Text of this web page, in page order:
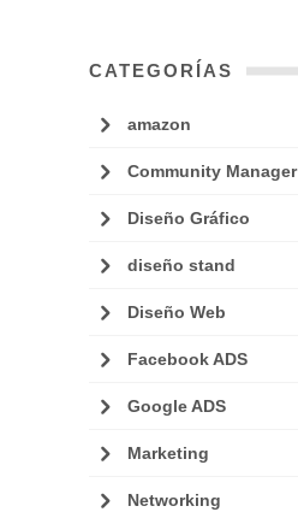
CATEGORÍAS
amazon
Community Manager
Diseño Gráfico
diseño stand
Diseño Web
Facebook ADS
Google ADS
Marketing
Networking